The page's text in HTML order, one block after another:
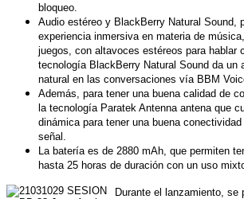
bloqueo.
Audio estéreo y BlackBerry Natural Sound,
experiencia inmersiva en materia de
juegos, con altavoces estéreos para hablar
tecnología BlackBerry Natural Sound da un
natural en las conversaciones vía BBM
Además, para tener una buena calidad de
la tecnología Paratek Antenna antena que
dinámica para tener una buena
señal.
La batería es de 2880 mAh, que permiten
hasta 25 horas de duración con un uso
Durante el lanzamiento, se